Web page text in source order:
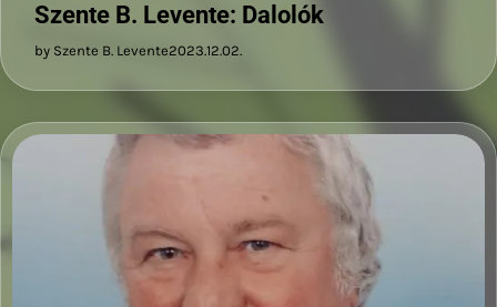
Szente B. Levente: Dalolók
by Szente B. Levente2023.12.02.